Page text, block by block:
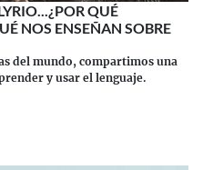
QUÉ
NOS ENSEÑAN SOBRE
del mundo, compartimos una
y usar el lenguaje.